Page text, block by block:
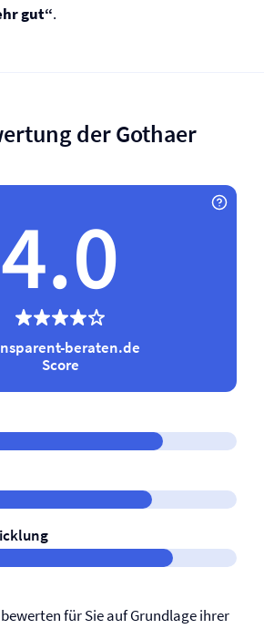
gut“.
der Gothaer
4.0
beraten.de
Score
bewerten für Sie auf Grundlage ihrer